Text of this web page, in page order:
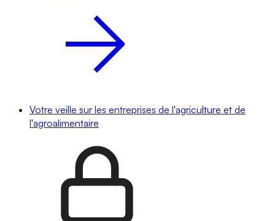
Votre veille sur les entreprises de l'agriculture et de
l'agroalimentaire